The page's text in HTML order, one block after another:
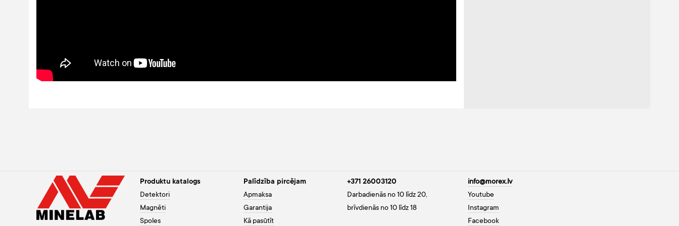
Produktu katalogs
Detektori
Magnēti
Spoles
Palīdzība pircējam
Apmaksa
Garantija
Kā pasūtīt
+371 26003120
Darbadienās no 10 līdz 20,
brīvdienās no 10 līdz 18
info@morex.lv
Youtube
Instagram
Facebook